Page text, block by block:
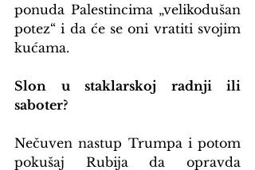
ponuda Palestincima „velikodušan
potez“ i da će se oni vratiti svojim
kućama.
Slon u staklarskoj radnji ili
saboter?
Nečuven nastup Trumpa i potom
pokušaj Rubija da opravda